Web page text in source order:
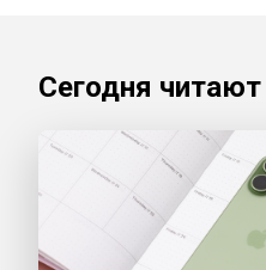
Сегодня читают